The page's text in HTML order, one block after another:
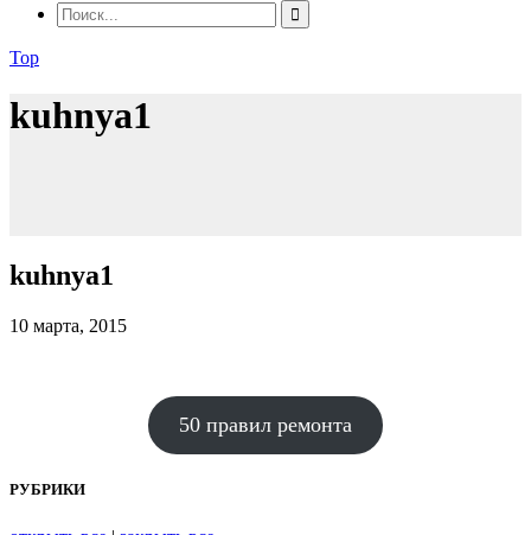
Top
kuhnya1
kuhnya1
10 марта, 2015
50 правил ремонта
РУБРИКИ